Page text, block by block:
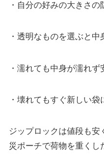
・自分の好みの大きさの
・透明なものを選ぶと中
・濡れても中身が濡れず
・壊れてもすぐ新しい袋
ジップロックは値段も
災ポーチで荷物を重くし